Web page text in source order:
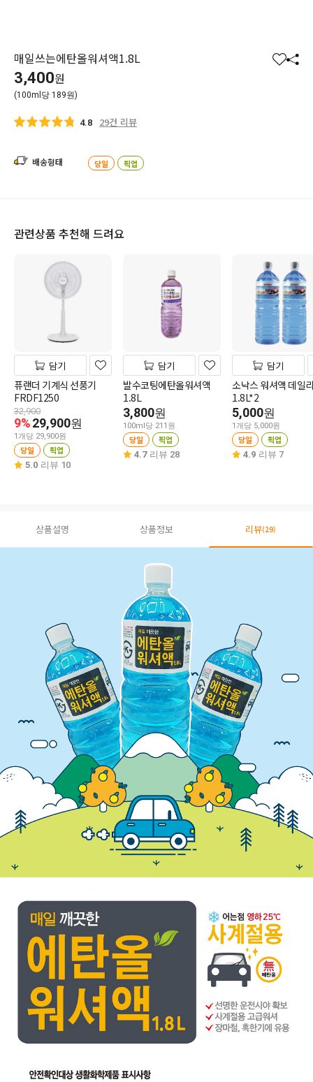
매일쓰는에탄올워셔액1.8L
찜 공
3,400원
(100ml당 189원)
4.8 29건 리뷰
배송형태 당일 픽업
관련상품 추천해 드려요
담기
퓨랜더 기계식 선풍기
FRDF1250
32,900
9%29,900원
1개당 29,900원
당일 픽업
5.0 리뷰 10
담기
발수코팅에탄올워셔액
1.8L
3,800원
100ml당 211원
당일 픽업
4.7 리뷰 28
담기
소낙스 워셔액 데일
1.8L*2
5,000원
1개당 5,000원
당일 픽업
4.9 리뷰 7
상품설명 상품정보 리뷰(29)